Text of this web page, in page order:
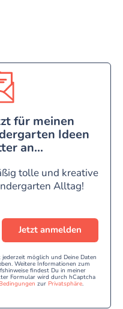
für meinen
Ideen
an...
tolle und kreative
Alltag!
Jetzt anmelden
möglich und Deine Daten
Weitere Informationen zum
findest Du in meiner
Formular wird durch hCaptcha
Bedingungen zur Privatsphäre.